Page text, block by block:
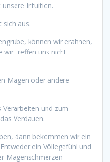
Intuition.
sich aus.
können wir erahnen,
wir treffen uns nicht
Magen oder andere
und zum
Verdauen.
dann bekommen wir ein
ein Völlegefühl und
Magenschmerzen.